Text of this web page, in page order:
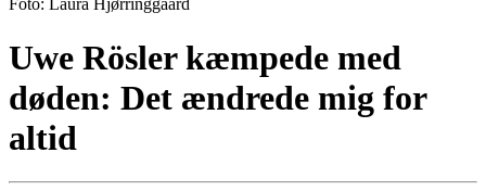
Foto: Laura Hjørringgaard
Uwe Rösler kæmpede med
døden: Det ændrede mig for
altid